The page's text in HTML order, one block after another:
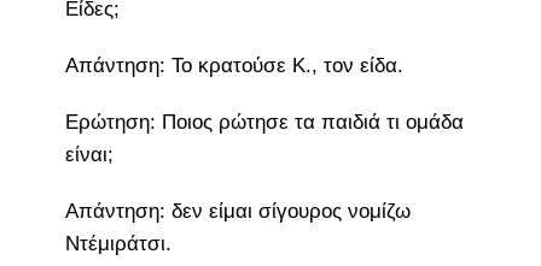
Είδες;
Απάντηση: Το κρατούσε Κ., τον είδα.
Ερώτηση: Ποιος ρώτησε τα παιδιά τι ομάδα
είναι;
Απάντηση: δεν είμαι σίγουρος νομίζω
Ντέμιράτσι.